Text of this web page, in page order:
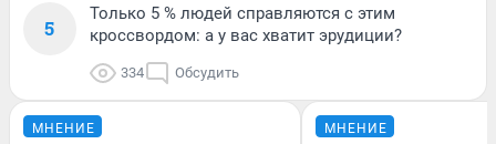
5
Только 5 % людей справляются с этим
кроссвордом: а у вас хватит эрудиции?
334 Обсудить
МНЕНИЕ МНЕНИЕ